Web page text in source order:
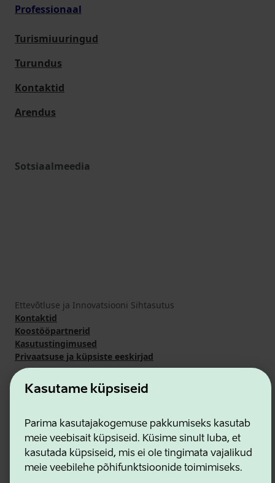
Kasutame küpsiseid
Parima kasutajakogemuse pakkumiseks kasutab
meie veebisait küpsiseid. Küsime sinult luba, et
kasutada küpsiseid, mis ei ole tingimata vajalikud
meie veebilehe põhifunktsioonide toimimiseks.
Professionaal
Turismiuuringud
Turundus
Kontaktid
Arendus
Sotsiaalmeedia
Ettevõtluse ja Innovatsiooni Sihtasutus
Kontaktid
Koostööpartnerid
Kasutustingimused
Privaatsuse ja küpsiste eeskirjad